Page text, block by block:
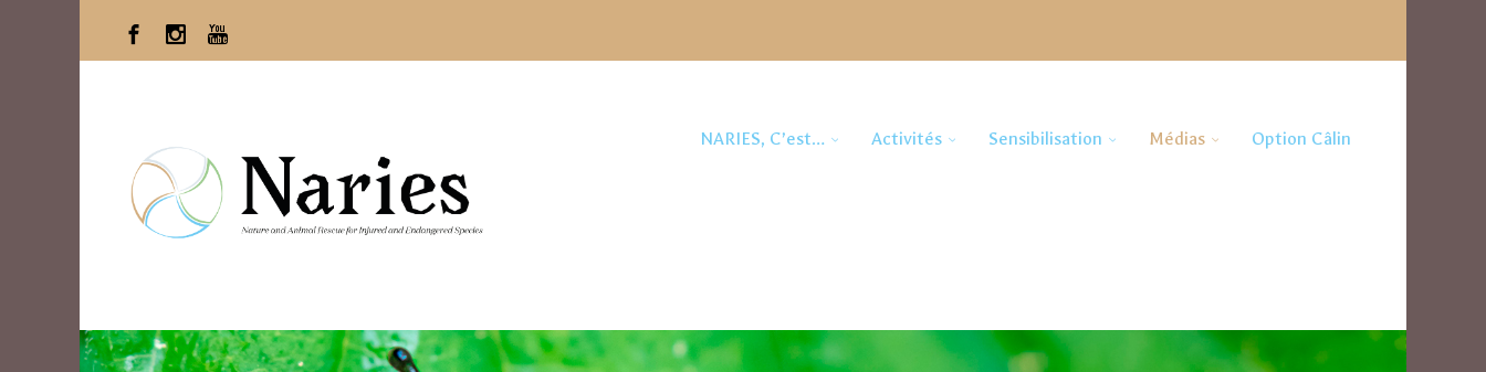
NARIES, C’est… Activités Sensibilisation Médias Option Câlin